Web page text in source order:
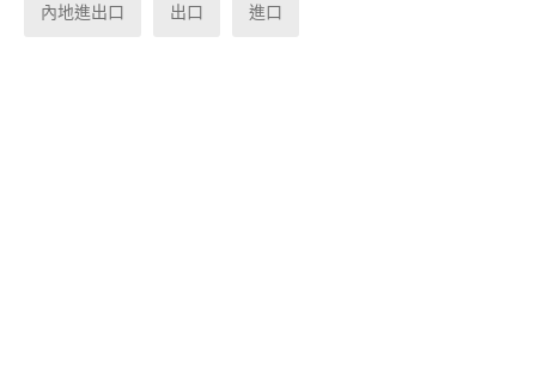
內地進出口 出口 進口